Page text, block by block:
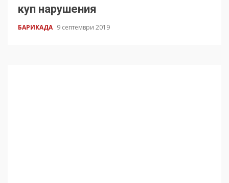
куп нарушения
БАРИКАДА 9 септември 2019